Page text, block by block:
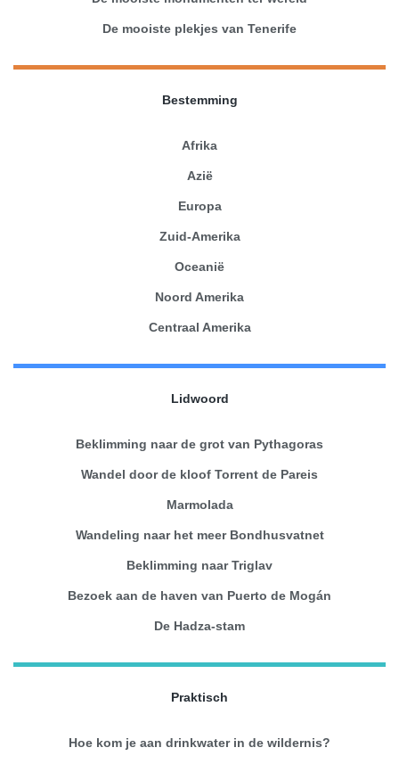
De mooiste plekjes van Tenerife
Bestemming
Afrika
Azië
Europa
Zuid-Amerika
Oceanië
Noord Amerika
Centraal Amerika
Lidwoord
Beklimming naar de grot van Pythagoras
Wandel door de kloof Torrent de Pareis
Marmolada
Wandeling naar het meer Bondhusvatnet
Beklimming naar Triglav
Bezoek aan de haven van Puerto de Mogán
De Hadza-stam
Praktisch
Hoe kom je aan drinkwater in de wildernis?